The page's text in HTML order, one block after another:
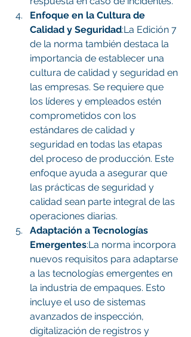
Enfoque en la Cultura de
Calidad y Seguridad:La Edición 7
de la norma también destaca la
importancia de establecer una
cultura de calidad y seguridad en
las empresas. Se requiere que
los líderes y empleados estén
comprometidos con los
estándares de calidad y
seguridad en todas las etapas
del proceso de producción. Este
enfoque ayuda a asegurar que
las prácticas de seguridad y
calidad sean parte integral de las
operaciones diarias.
Adaptación a Tecnologías
Emergentes:La norma incorpora
nuevos requisitos para adaptarse
a las tecnologías emergentes en
la industria de empaques. Esto
incluye el uso de sistemas
avanzados de inspección,
digitalización de registros y